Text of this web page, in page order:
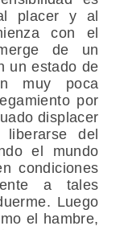
placer y al
con el
de un
un estado de
muy poca
por
displacer
del
el mundo
condiciones
a tales
Luego
el hambre,